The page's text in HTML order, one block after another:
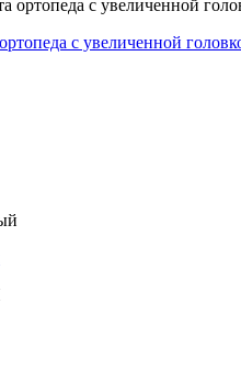
с увеличенной